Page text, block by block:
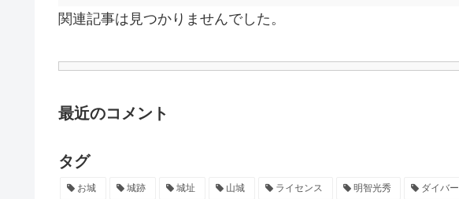
関連記事は見つかりませんでした。
最近のコメント
タグ
お城 城跡 城址 山城 ライセンス 明智光秀 ダイバー